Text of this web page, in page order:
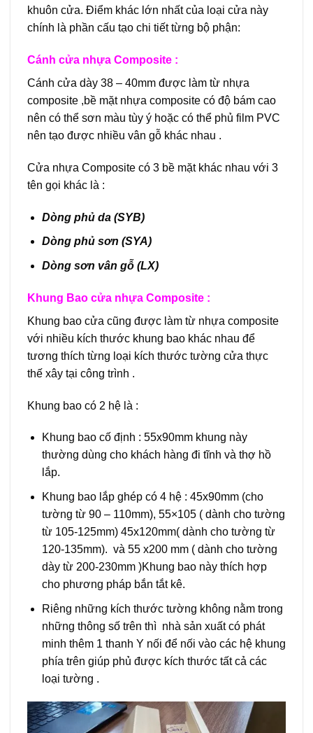
khuôn cửa. Điểm khác lớn nhất của loại cửa này
chính là phần cấu tạo chi tiết từng bộ phận:
Cánh cửa nhựa Composite :
Cánh cửa dày 38 – 40mm được làm từ nhựa
composite ,bề mặt nhựa composite có độ bám cao
nên có thể sơn màu tùy ý hoặc có thể phủ film PVC
nên tạo được nhiều vân gỗ khác nhau .
Cửa nhựa Composite có 3 bề mặt khác nhau với 3
tên gọi khác là :
Dòng phủ da (SYB)
Dòng phủ sơn (SYA)
Dòng sơn vân gỗ (LX)
Khung Bao cửa nhựa Composite :
Khung bao cửa cũng được làm từ nhựa composite
với nhiều kích thước khung bao khác nhau để
tương thích từng loại kích thước tường cửa thực
thế xây tại công trình .
Khung bao có 2 hệ là :
Khung bao cố định : 55x90mm khung này
thường dùng cho khách hàng đi tĩnh và thợ hồ
lắp.
Khung bao lắp ghép có 4 hệ : 45x90mm (cho
tường từ 90 – 110mm), 55×105 ( dành cho tường
từ 105-125mm) 45x120mm( dành cho tường từ
120-135mm). và 55 x200 mm ( dành cho tường
dày từ 200-230mm )Khung bao này thích hợp
cho phương pháp bắn tắt kê.
Riêng những kích thước tường không nằm trong
những thông số trên thì nhà sản xuất có phát
minh thêm 1 thanh Y nối để nối vào các hệ khung
phía trên giúp phủ được kích thước tất cả các
loại tường .